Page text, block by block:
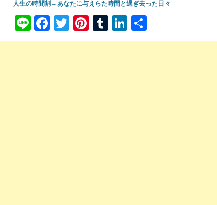
人生の時間割 – あなたに与えらた時間と過ぎ去った日々
Li
ne
Fa
ce
T
wi
Pi
nt
T
u
Li
nk 有